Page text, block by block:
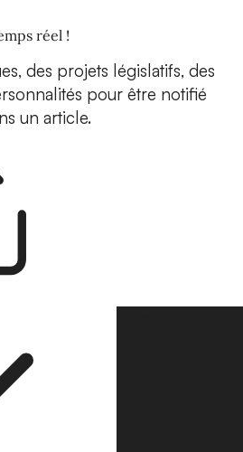
réel !
des projets législatifs, des
pour être notifié
un article.